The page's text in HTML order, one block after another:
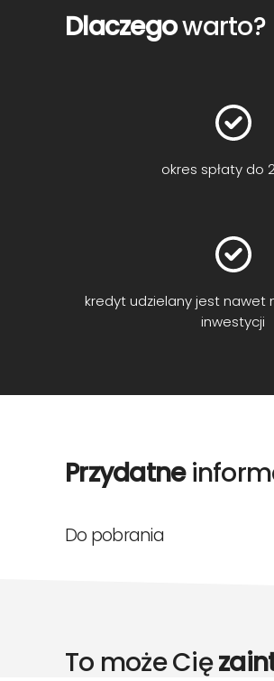
Dlaczegowarto?
okres spłaty do
kredyt udzielany jest nawet
inwestycji
Przydatne
Do pobrania
To może Cię